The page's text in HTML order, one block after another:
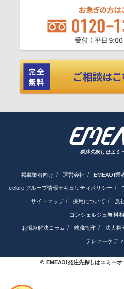
発注先探しはエミ
掲載業者向け 運営会社 EMEAO!業
eclore グループ情報セキュリティポリシー
サイトマップ 採用について 反
コンシェルジュ無料
お悩み解決コラム 映像制作 法人携
テレマーケテ
© EMEAO!発注先探しはエミーオ